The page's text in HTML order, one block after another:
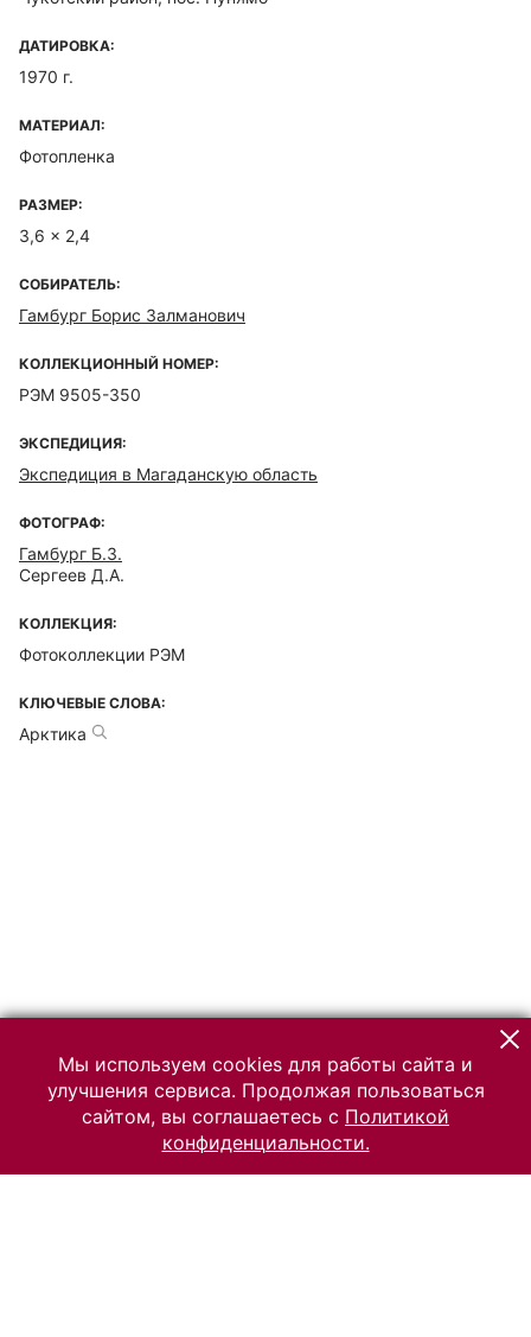
ДАТИРОВКА:
1970 г.
МАТЕРИАЛ:
Фотопленка
РАЗМЕР:
3,6 x 2,4
СОБИРАТЕЛЬ:
Гамбург Борис Залманович
КОЛЛЕКЦИОННЫЙ НОМЕР:
РЭМ 9505-350
ЭКСПЕДИЦИЯ:
Экспедиция в Магаданскую область
ФОТОГРАФ:
Гамбург Б.З.
Сергеев Д.А.
КОЛЛЕКЦИЯ:
Фотоколлекции РЭМ
КЛЮЧЕВЫЕ СЛОВА:
Арктика
Мы используем cookies для работы сайта и
улучшения сервиса. Продолжая пользоваться
сайтом, вы соглашаетесь с Политикой
конфиденциальности.